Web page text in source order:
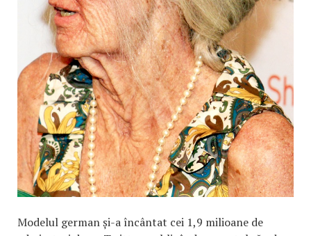
Modelul german și-a încântat cei 1,9 milioane de